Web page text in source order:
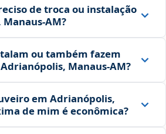
de troca ou instalação
ou também fazem
Manaus‑AM?
em Adrianópolis,
de mim é econômica?